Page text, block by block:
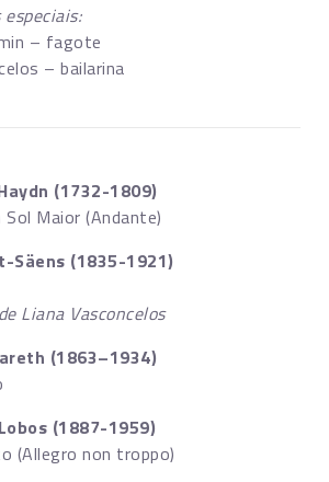
– fagote
– bailarina
(1732-1809)
Maior (Andante)
Säens (1835-1921)
Liana Vasconcelos
(1863–1934)
(1887-1959)
(Allegro non troppo)